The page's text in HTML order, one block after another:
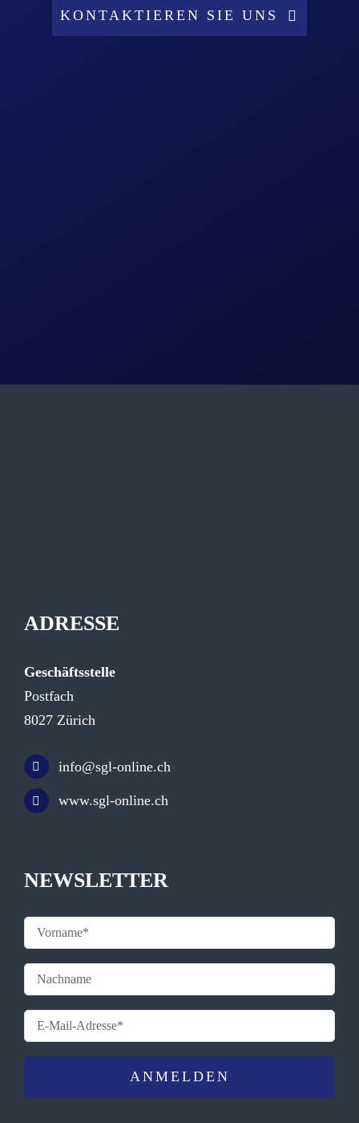
KONTAKTIEREN SIE UNS
ADRESSE
Geschäftsstelle
Postfach
8027 Zürich
info@sgl-online.ch
www.sgl-online.ch
NEWSLETTER